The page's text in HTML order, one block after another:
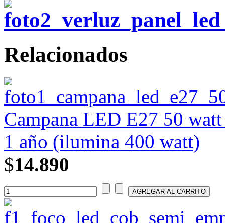
Relacionados
Campana LED E27 50
1 año (ilumina 400 watt)
$14.890